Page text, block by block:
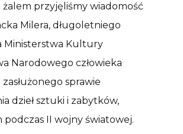
żalem przyjęliśmy wiadomość
Milera, długoletniego
Ministerstwa Kultury
Narodowego człowieka
sprawie
dzieł sztuki i zabytków,
II wojny światowej.